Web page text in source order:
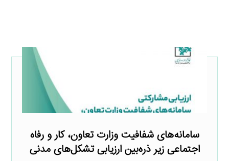
سامانه‌های شفافیت وزارت تعاون، کار و رفاه
اجتماعی زیر ذره‌بین ارزیابی تشکل‌های مدنی